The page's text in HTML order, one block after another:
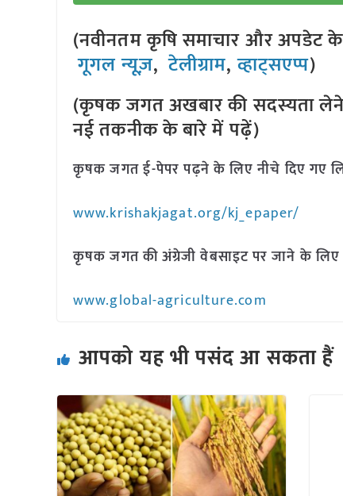
(नवीनतम कृषि समाचार और
गूगल न्यूज़,टेलीग्राम,व्हाट्सएप्प)
(कृषक जगत अखबार की सदस्यता
नई तकनीक के बारे में पढ़ें)
कृषक जगत ई-पेपर पढ़ने के लिए नीचे दिए गए
www.krishakjagat.org/kj_epaper/
कृषक जगत की अंग्रेजी वेबसाइट पर जाने के
www.global-agriculture.com
आपको यह भी पसंद आ सकता हैं